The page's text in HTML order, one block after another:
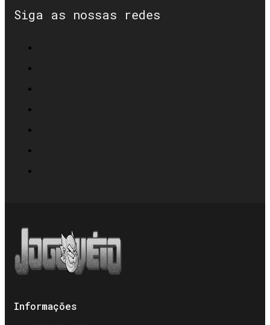
Siga as nossas redes
Informações